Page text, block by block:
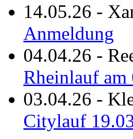
14.05.26 -
Anmeldung
04.04.26 -
Rheinlauf am
03.04.26 -
Citylauf